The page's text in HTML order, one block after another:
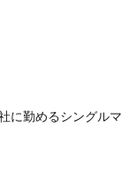
に勤めるシングルマ